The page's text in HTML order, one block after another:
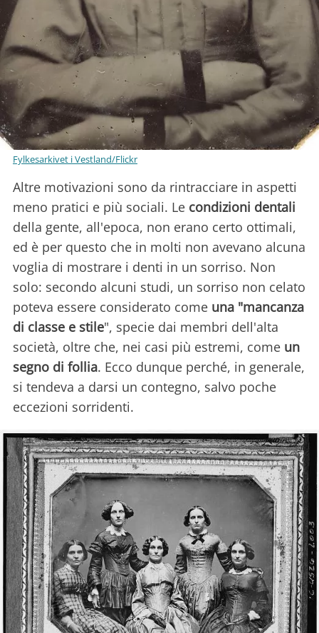
Fylkesarkivet i Vestland/Flickr
Altre motivazioni sono da rintracciare in aspetti
meno pratici e più sociali. Le condizioni dentali
della gente, all'epoca, non erano certo ottimali,
ed è per questo che in molti non avevano alcuna
voglia di mostrare i denti in un sorriso. Non
solo: secondo alcuni studi, un sorriso non celato
poteva essere considerato come una "mancanza
di classe e stile", specie dai membri dell'alta
società, oltre che, nei casi più estremi, come un
segno di follia. Ecco dunque perché, in generale,
si tendeva a darsi un contegno, salvo poche
eccezioni sorridenti.